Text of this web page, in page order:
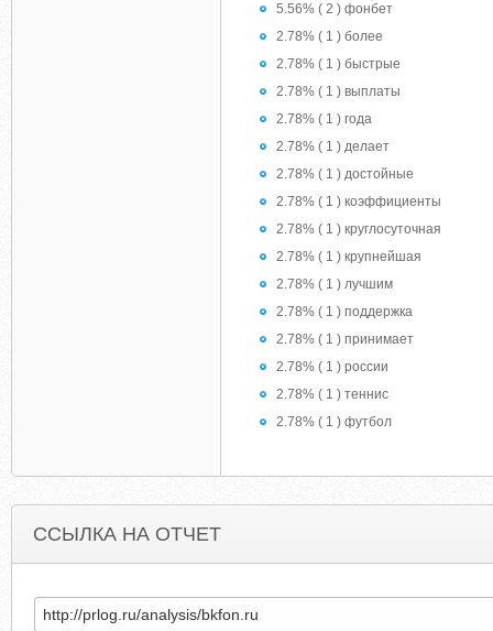
5.56% ( 2 ) фонбет
2.78% ( 1 ) более
2.78% ( 1 ) быстрые
2.78% ( 1 ) выплаты
2.78% ( 1 ) года
2.78% ( 1 ) делает
2.78% ( 1 ) достойные
2.78% ( 1 ) коэффициенты
2.78% ( 1 ) круглосуточная
2.78% ( 1 ) крупнейшая
2.78% ( 1 ) лучшим
2.78% ( 1 ) поддержка
2.78% ( 1 ) принимает
2.78% ( 1 ) россии
2.78% ( 1 ) теннис
2.78% ( 1 ) футбол
ССЫЛКА НА ОТЧЕТ